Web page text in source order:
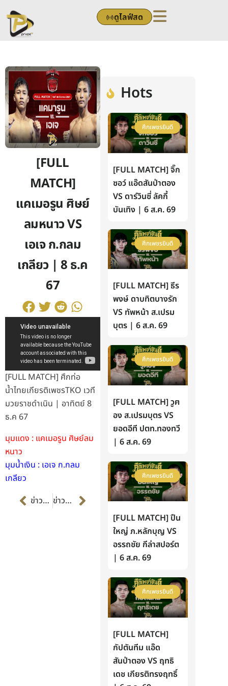
to
content
ดูไลฟ์สด
[FULL
MATCH]
แคเมอรูน ศิษย์
ลมหนาว VS
เอเจ ก.กลม
เกลียว | 8 ธ.ค
67
[FULL MATCH] ศึกท่อ
น้ำไทยเกียรติเพชรTKO เวที
มวยราชดำเนิน | อาทิตย์ 8
ธ.ค 67
มุมแดง : แคเมอรูน ศิษย์ลม
หนาว
มุมน้ำเงิน : เอเจ ก.กลม
เกลียว
Prevข่าวก่อนหน้า ข่าวต่อไป Next
Hots
ศึกเพชรยินดี
[FULL MATCH] จิ๊ก
ซอว์ แอ๊ดสันป่าตอง
VS ดาร์วินซี่ ลัคกี้
บันเทิง | 6 ส.ค. 69
ศึกเพชรยินดี
[FULL MATCH] ธีร
พงษ์ ดาบทิตบางรัก
VS ทัพหน้า ส.เปรม
บุตร | 6 ส.ค. 69
ศึกเพชรยินดี
[FULL MATCH] วูฅ
อง ส.เปรมบุตร VS
ยอดอีที ปตท.ทองทวี
| 6 ส.ค. 69
ศึกเพชรยินดี
[FULL MATCH] ปืน
ใหญ่ ภ.หลักบุญ VS
อรรถชัย กีล่าสปอร์ต
| 6 ส.ค. 69
ศึกเพชรยินดี
[FULL MATCH]
กัปตันทีม แอ๊ด
สันป่าตอง VS ฤทธิ
เดช เกียรติทรงฤทธิ์